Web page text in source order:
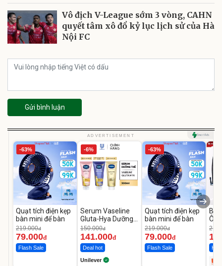
Vô địch V-League sớm 3 vòng, CAHN
quyết tâm xô đổ kỷ lục lịch sử của Hà
Nội FC
Gửi bình luận
ADVERTISEMENT
-63%
Quạt tích điện kẹp
bàn mini để bàn
219.000đ
79.000đ
Flash Sale
-6%
Serum Vaseline
Gluta-Hya Dưỡng
Da Sáng Mịn Sau 7
Ngày
150.000đ
141.000đ
Deal hot
Unilever
-63%
Quạt tích điện kẹp
bàn mini để bàn
219.000đ
79.000đ
Flash Sale
Ô
Hot